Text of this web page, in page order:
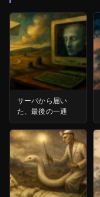
サーバから届い
た、最後の一通